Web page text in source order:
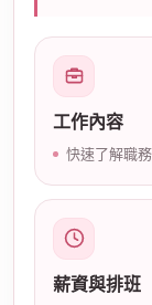
工作內容
快速了解職
薪資與排班